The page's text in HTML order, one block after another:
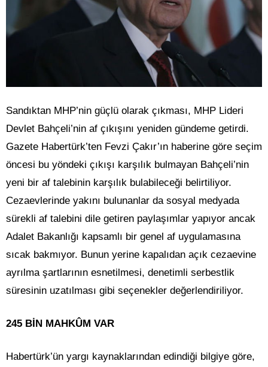
Sandıktan MHP’nin güçlü olarak çıkması, MHP Lideri
Devlet Bahçeli’nin af çıkışını yeniden gündeme getirdi.
Gazete Habertürk’ten Fevzi Çakır’ın haberine göre seçim
öncesi bu yöndeki çıkışı karşılık bulmayan Bahçeli’nin
yeni bir af talebinin karşılık bulabileceği belirtiliyor.
Cezaevlerinde yakını bulunanlar da sosyal medyada
sürekli af talebini dile getiren paylaşımlar yapıyor ancak
Adalet Bakanlığı kapsamlı bir genel af uygulamasına
sıcak bakmıyor. Bunun yerine kapalıdan açık cezaevine
ayrılma şartlarının esnetilmesi, denetimli serbestlik
süresinin uzatılması gibi seçenekler değerlendiriliyor.
245 BİN MAHKÛM VAR
Habertürk’ün yargı kaynaklarından edindiği bilgiye göre,